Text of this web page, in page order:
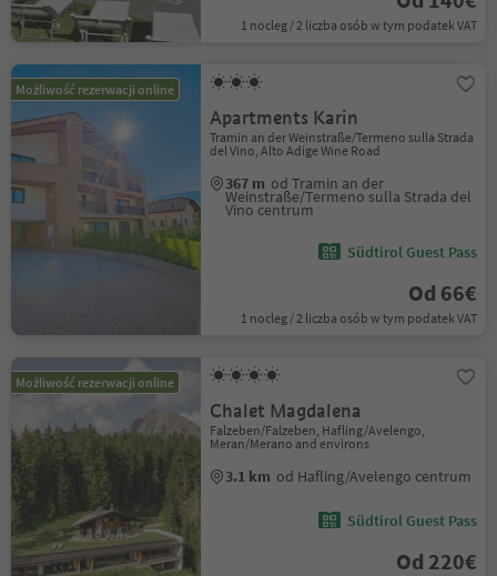
1 nocleg / 2 liczba osób w tym podatek VAT
Możliwość rezerwacji online
Apartments Karin
Tramin an der Weinstraße/Termeno sulla Strada
del Vino, Alto Adige Wine Road
367 m od Tramin an der
Weinstraße/Termeno sulla Strada del
Vino centrum
Südtirol Guest Pass
Od 66€
1 nocleg / 2 liczba osób w tym podatek VAT
Możliwość rezerwacji online
Chalet Magdalena
Falzeben/Falzeben, Hafling/Avelengo,
Meran/Merano and environs
3.1 km od Hafling/Avelengo centrum
Südtirol Guest Pass
Od 220€